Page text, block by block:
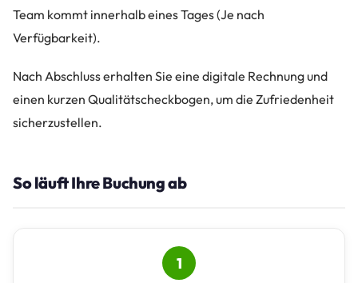
Team kommt innerhalb eines Tages (Je nach
Verfügbarkeit).
Nach Abschluss erhalten Sie eine digitale Rechnung und
einen kurzen Qualitätscheckbogen, um die Zufriedenheit
sicherzustellen.
So läuft Ihre Buchung ab
1